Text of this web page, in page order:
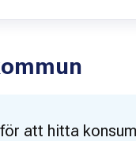
att hitta